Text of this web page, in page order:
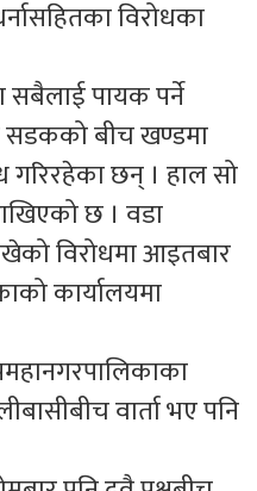
विरोधका
सबैलाई पायक पर्ने
सडकको बीच खण्डमा
गरिरहेका छन् । हाल सो
छ । वडा
विरोधमा आइतबार
कार्यालयमा
वार्ता भए पनि